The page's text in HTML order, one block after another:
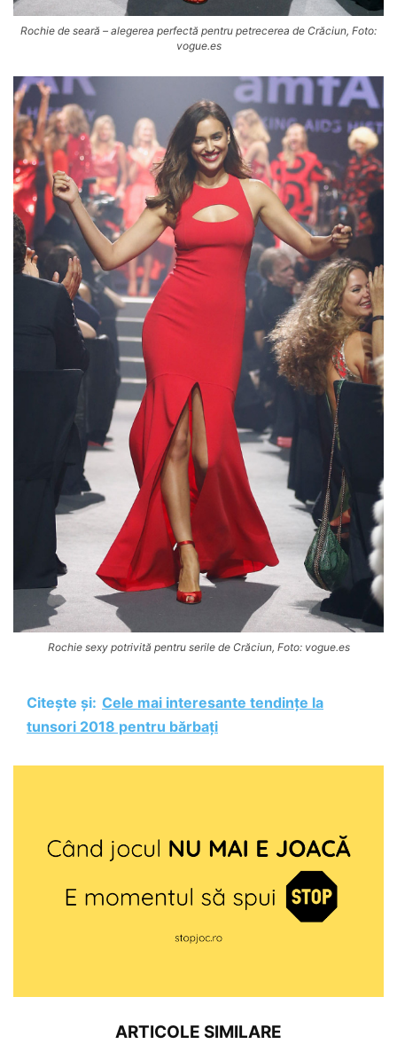
Rochie de seară – alegerea perfectă pentru petrecerea de Crăciun, Foto:
vogue.es
Rochie sexy potrivită pentru serile de Crăciun, Foto: vogue.es
Citește și: Cele mai interesante tendințe la
tunsori 2018 pentru bărbați
ARTICOLE SIMILARE